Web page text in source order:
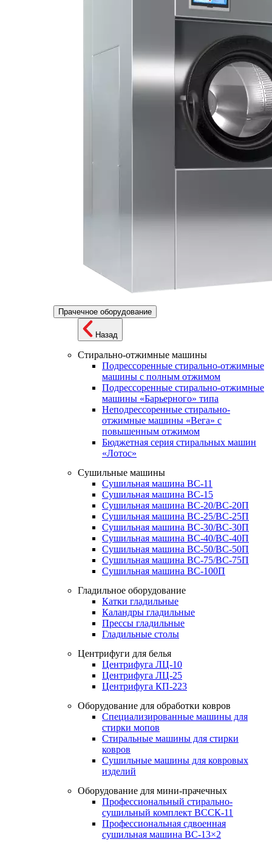
Прачечное оборудование
Назад
Стирально-отжимные машины
Подрессоренные стирально-отжимные
машины с полным отжимом
Подрессоренные стирально-отжимные
машины «Барьерного» типа
Неподрессоренные стирально-
отжимные машины «Вега» с
повышенным отжимом
Бюджетная серия стиральных машин
«Лотос»
Сушильные машины
Сушильная машина ВС-11
Сушильная машина ВС-15
Сушильная машина ВС-20/ВС-20П
Сушильная машина ВС-25/ВС-25П
Сушильная машина ВС-30/ВС-30П
Сушильная машина ВС-40/ВС-40П
Сушильная машина ВС-50/ВС-50П
Сушильная машина ВС-75/ВС-75П
Сушильная машина ВС-100П
Гладильное оборудование
Катки гладильные
Каландры гладильные
Прессы гладильные
Гладильные столы
Центрифуги для белья
Центрифуга ЛЦ-10
Центрифуга ЛЦ-25
Центрифуга КП-223
Оборудование для обработки ковров
Специализированные машины для
стирки мопов
Стиральные машины для стирки
ковров
Сушильные машины для ковровых
изделий
Оборудование для мини-прачечных
Профессиональный стирально-
сушильный комплект ВССК-11
Профессиональная сдвоенная
сушильная машина ВС-13×2